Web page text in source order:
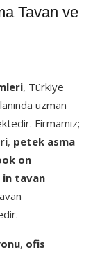
Tavan ve
, Türkiye
uzman
Firmamız;
, petek asma
on
in tavan
, ofis